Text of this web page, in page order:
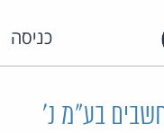
כניסה
מחשבים בע"מ נ'